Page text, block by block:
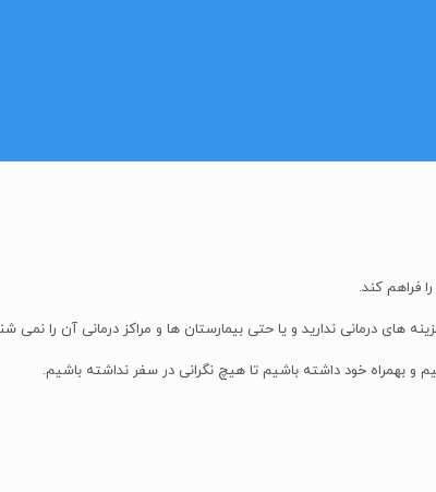
فراهم کند.
درمانی ندارید و یا حتی بیمارستان ها و مراکز درمانی آن را نمی
و بهمراه خود داشته باشیم تا هیچ نگرانی در سفر نداشته باشیم.